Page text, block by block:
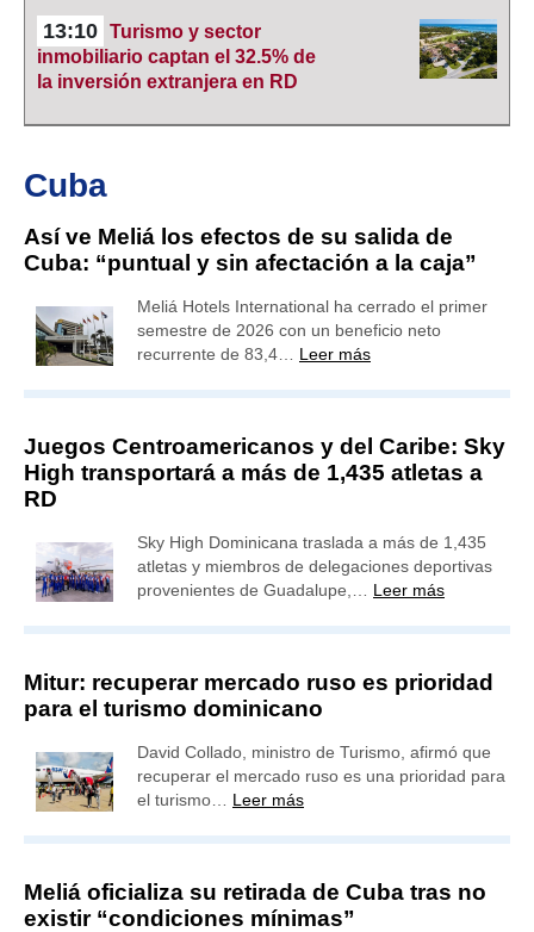
13:10 Turismo y sector
inmobiliario captan el 32.5% de
la inversión extranjera en RD
Cuba
Así ve Meliá los efectos de su salida de
Cuba: “puntual y sin afectación a la caja”
Meliá Hotels International ha cerrado el primer
semestre de 2026 con un beneficio neto
recurrente de 83,4… Leer más
Juegos Centroamericanos y del Caribe: Sky
High transportará a más de 1,435 atletas a
RD
Sky High Dominicana traslada a más de 1,435
atletas y miembros de delegaciones deportivas
provenientes de Guadalupe,… Leer más
Mitur: recuperar mercado ruso es prioridad
para el turismo dominicano
David Collado, ministro de Turismo, afirmó que
recuperar el mercado ruso es una prioridad para
el turismo… Leer más
Meliá oficializa su retirada de Cuba tras no
existir “condiciones mínimas”